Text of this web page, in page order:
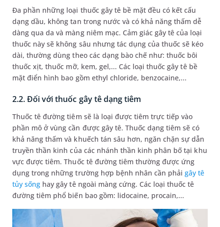
Đa phần những loại thuốc gây tê bề mặt đều có kết cấu
dạng dầu, không tan trong nước và có khả năng thấm dễ
dàng qua da và màng niêm mạc. Cảm giác gây tê của loại
thuốc này sẽ không sâu nhưng tác dụng của thuốc sẽ kéo
dài, thường dùng theo các dạng bào chế như: thuốc bôi
thuốc xịt, thuốc mỡ, kem, gel,... Các loại thuốc gây tê bề
mặt điển hình bao gồm ethyl chloride, benzocaine,...
2.2. Đối với thuốc gây tê dạng tiêm
Thuốc tê đường tiêm sẽ là loại được tiêm trực tiếp vào
phần mô ở vùng cần được gây tê. Thuốc dạng tiêm sẽ có
khả năng thấm và khuếch tán sâu hơn, ngăn chặn sự dẫn
truyền thần kinh của các nhánh thần kinh phân bố tại khu
vực được tiêm. Thuốc tê đường tiêm thường được ứng
dụng trong những trường hợp bệnh nhân cần phảigây tê
tủy sống hay gây tê ngoài màng cứng. Các loại thuốc tê
đường tiêm phổ biến bao gồm: lidocaine, procain,...